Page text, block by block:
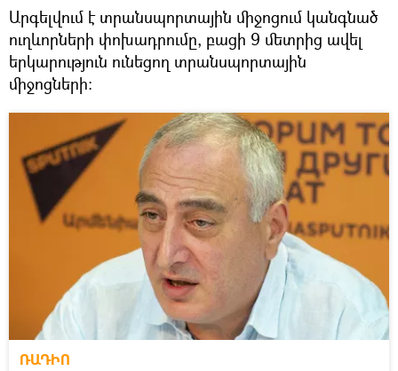
Արգելվում է տրանսպորտային միջոցում կանգնած
ուղևորների փոխադրումը, բացի 9 մետրից ավել
երկարություն ունեցող տրանսպորտային
միջոցների:
ՌԱԴԻՈ